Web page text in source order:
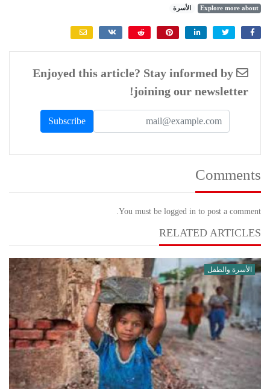
Explore more about الأسرة
Enjoyed this article? Stay informed by
joining our newsletter!
Comments
You must be logged in to post a comment.
RELATED ARTICLES
الأسرة والطفل